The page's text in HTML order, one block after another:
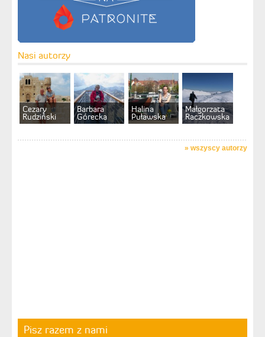
Nasi autorzy
Cezary
Rudziński
Barbara
Górecka
Halina
Puławska
Małgorzata
Raczkowska
» wszyscy autorzy
Pisz razem z nami